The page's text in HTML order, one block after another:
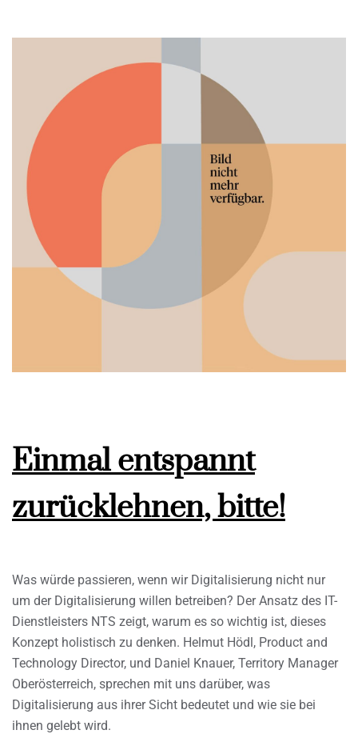
Einmal entspannt
zurücklehnen, bitte!
Was würde passieren, wenn wir Digitalisierung nicht nur
um der Digitalisierung willen betreiben? Der Ansatz des IT-
Dienstleisters NTS zeigt, warum es so wichtig ist, dieses
Konzept holistisch zu denken. Helmut Hödl, Product and
Technology Director, und Daniel Knauer, Territory Manager
Oberösterreich, sprechen mit uns darüber, was
Digitalisierung aus ihrer Sicht bedeutet und wie sie bei
ihnen gelebt wird.